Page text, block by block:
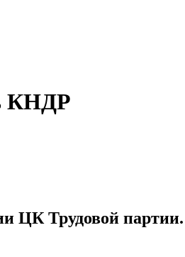
КНДР
ЦК Трудовой